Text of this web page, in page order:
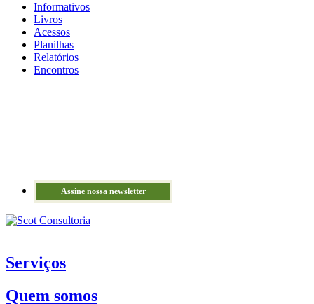
Informativos
Livros
Acessos
Planilhas
Relatórios
Encontros
Assine nossa newsletter
Serviços
Quem somos